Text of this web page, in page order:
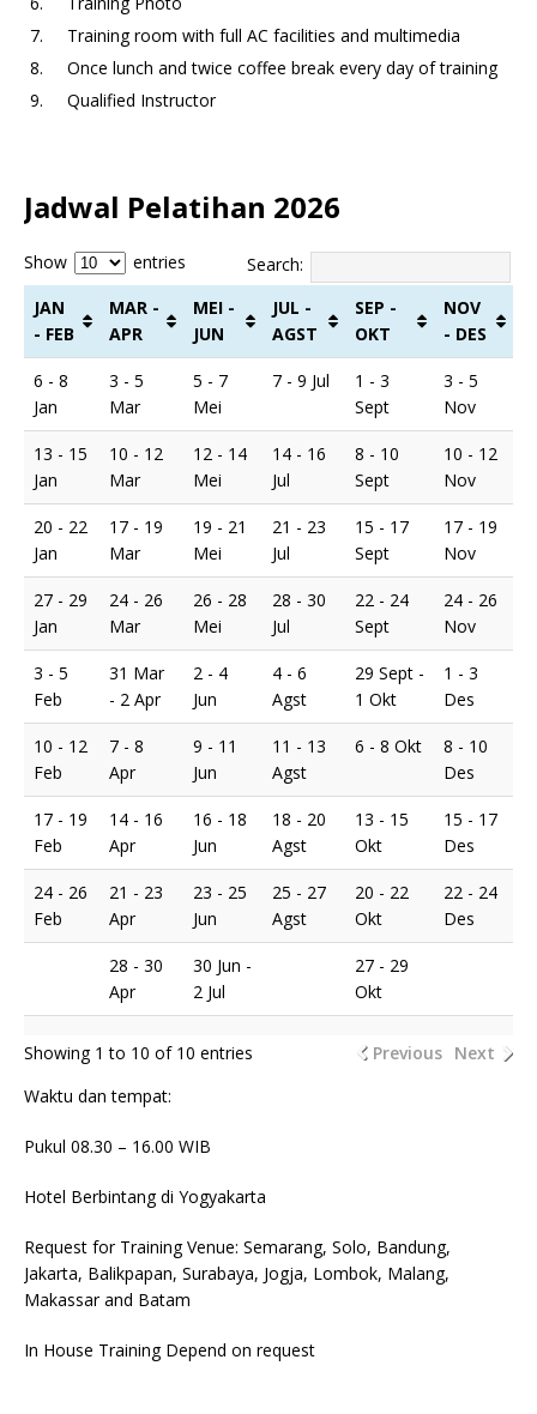
Training room with full AC facilities and multimedia
Once lunch and twice coffee break every day of training
Qualified Instructor
Jadwal Pelatihan 2026
Show entries
Search:
JAN
- FEB
MAR -
APR
MEI -
JUN
JUL -
AGST
SEP -
OKT
NOV
- DES
6 - 8
Jan
3 - 5
Mar
5 - 7
Mei
7 - 9 Jul
1 - 3
Sept
3 - 5
Nov
13 - 15
Jan
10 - 12
Mar
12 - 14
Mei
14 - 16
Jul
8 - 10
Sept
10 - 12
Nov
20 - 22
Jan
17 - 19
Mar
19 - 21
Mei
21 - 23
Jul
15 - 17
Sept
17 - 19
Nov
27 - 29
Jan
24 - 26
Mar
26 - 28
Mei
28 - 30
Jul
22 - 24
Sept
24 - 26
Nov
3 - 5
Feb
31 Mar
- 2 Apr
2 - 4
Jun
4 - 6
Agst
29 Sept -
1 Okt
1 - 3
Des
10 - 12
Feb
7 - 8
Apr
9 - 11
Jun
11 - 13
Agst
6 - 8 Okt
8 - 10
Des
17 - 19
Feb
14 - 16
Apr
16 - 18
Jun
18 - 20
Agst
13 - 15
Okt
15 - 17
Des
24 - 26
Feb
21 - 23
Apr
23 - 25
Jun
25 - 27
Agst
20 - 22
Okt
22 - 24
Des
28 - 30
Apr
30 Jun -
2 Jul
27 - 29
Okt
Showing 1 to 10 of 10 entries Previous Next
Waktu dan tempat:
Pukul 08.30 – 16.00 WIB
Hotel Berbintang di Yogyakarta
Request for Training Venue: Semarang, Solo, Bandung,
Jakarta, Balikpapan, Surabaya, Jogja, Lombok, Malang,
Makassar and Batam
In House Training Depend on request